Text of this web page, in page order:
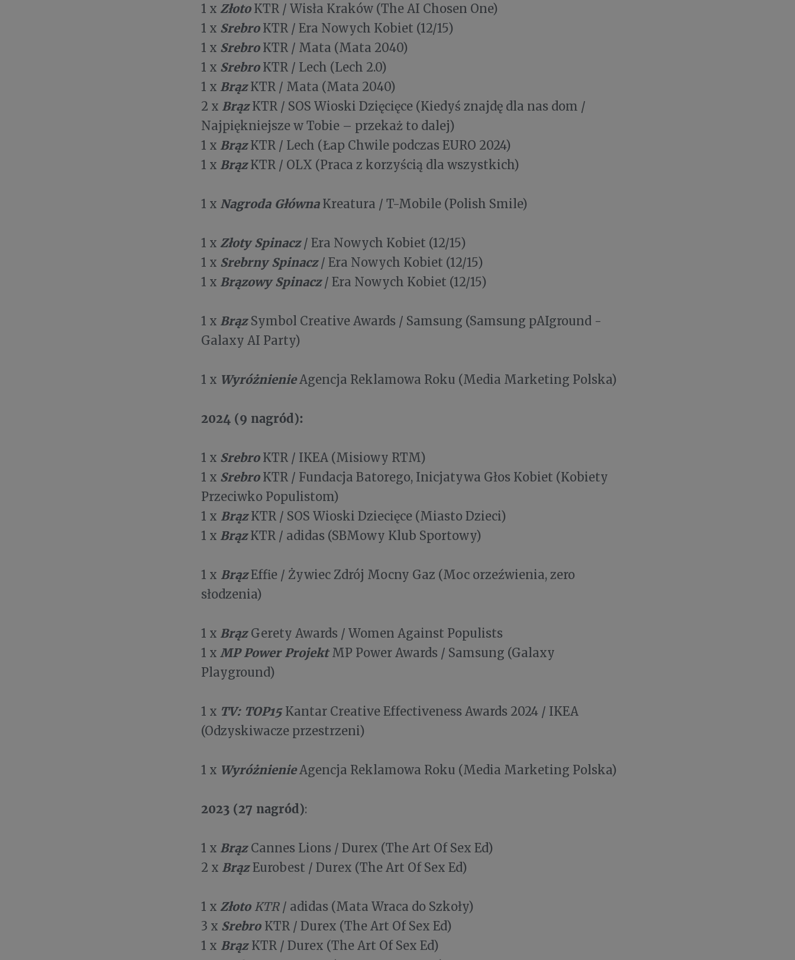
1 x ZłotoKTR / Wisła Kraków (The AI Chosen One)
1 x SrebroKTR / Era Nowych Kobiet (12/15)
1 x SrebroKTR / Mata (Mata 2040)
1 x SrebroKTR / Lech (Lech 2.0)
1 x BrązKTR / Mata (Mata 2040)
2 x BrązKTR / SOS Wioski Dzięcięce (Kiedyś znajdę dla nas dom /
Najpiękniejsze w Tobie – przekaż to dalej)
1 x BrązKTR / Lech (Łap Chwile podczas EURO 2024)
1 x BrązKTR / OLX (Praca z korzyścią dla wszystkich)
1 x Nagroda GłównaKreatura / T-Mobile (Polish Smile)
1 x Złoty Spinacz/ Era Nowych Kobiet (12/15)
1 x Srebrny Spinacz/ Era Nowych Kobiet (12/15)
1 x Brązowy Spinacz/ Era Nowych Kobiet (12/15)
1 x Brąz Symbol Creative Awards / Samsung (Samsung pAIground -
Galaxy AI Party)
1 x WyróżnienieAgencja Reklamowa Roku (Media Marketing Polska)
2024 (9 nagród):
1 x SrebroKTR / IKEA (Misiowy RTM)
1 x SrebroKTR / Fundacja Batorego, Inicjatywa Głos Kobiet (Kobiety
Przeciwko Populistom)
1 x BrązKTR / SOS Wioski Dziecięce (Miasto Dzieci)
1 x BrązKTR / adidas (SBMowy Klub Sportowy)
1 x BrązEffie / Żywiec Zdrój Mocny Gaz (Moc orzeźwienia, zero
słodzenia)
1 x Brąz Gerety Awards / Women Against Populists
1 x MP Power ProjektMP Power Awards / Samsung (Galaxy
Playground)
1 x TV: TOP15 Kantar Creative Effectiveness Awards 2024 / IKEA
(Odzyskiwacze przestrzeni)
1 x WyróżnienieAgencja Reklamowa Roku (Media Marketing Polska)
2023 (27 nagród):
1 x Brąz Cannes Lions / Durex (The Art Of Sex Ed)
2 x BrązEurobest / Durex (The Art Of Sex Ed)
1 x Złoto KTR/ adidas (Mata Wraca do Szkoły)
3 x Srebro KTR / Durex (The Art Of Sex Ed)
1 x Brąz KTR / Durex (The Art Of Sex Ed)